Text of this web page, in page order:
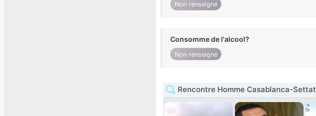
Non renseigné
Consomme de l'alcool?
Non renseigné
Rencontre Homme Casablanca-Settat